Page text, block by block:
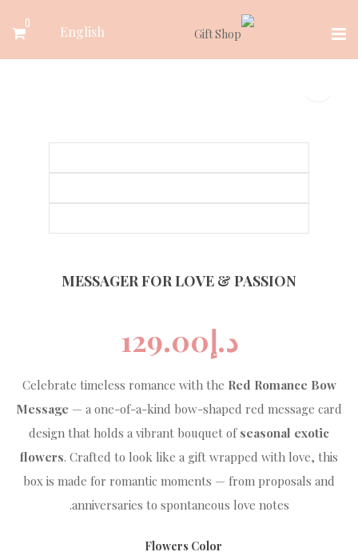
0 English
MESSAGER FOR LOVE & PASSION
د.إ129.00
Celebrate timeless romance with the Red Romance Bow
Message — a one-of-a-kind bow-shaped red message card
design that holds a vibrant bouquet of seasonal exotic
flowers. Crafted to look like a gift wrapped with love, this
box is made for romantic moments — from proposals and
anniversaries to spontaneous love notes.
Flowers Color